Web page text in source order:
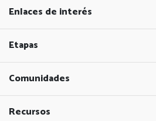
Enlaces de interés
Etapas
Comunidades
Recursos